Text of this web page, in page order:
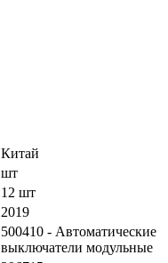
Китай
шт
12 шт
2019
500410 - Автоматические
выключатели модульные